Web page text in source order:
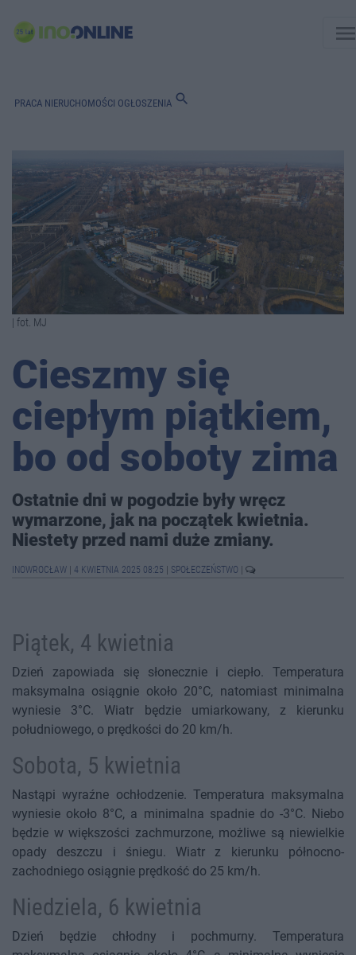
PRACA NIERUCHOMOŚCI OGŁOSZENIA search
| fot. MJ
Cieszmy się
ciepłym piątkiem,
bo od soboty zima
Ostatnie dni w pogodzie były wręcz
wymarzone, jak na początek kwietnia.
Niestety przed nami duże zmiany.
INOWROCŁAW 4 KWIETNIA 2025 08:25 SPOŁECZEŃSTWO
Piątek, 4 kwietnia
Dzień zapowiada się słonecznie i ciepło. Temperatura
maksymalna osiągnie około 20°C, natomiast minimalna
wyniesie 3°C. Wiatr będzie umiarkowany, z kierunku
południowego, o prędkości do 20 km/h.
Sobota, 5 kwietnia
Nastąpi wyraźne ochłodzenie. Temperatura maksymalna
wyniesie około 8°C, a minimalna spadnie do -3°C. Niebo
będzie w większości zachmurzone, możliwe są niewielkie
opady deszczu i śniegu. Wiatr z kierunku północno-
zachodniego osiągnie prędkość do 25 km/h.
Niedziela, 6 kwietnia
Dzień będzie chłodny i pochmurny. Temperatura